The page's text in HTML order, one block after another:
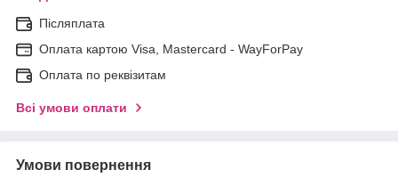
Післяплата
Оплата картою Visa, Mastercard - WayForPay
Оплата по реквізитам
Всі умови оплати
Умови повернення